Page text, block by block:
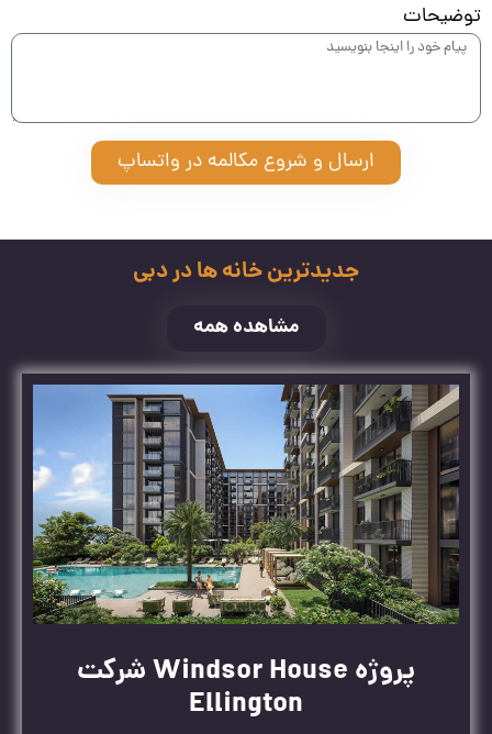
توضیحات
ارسال و شروع مکالمه در واتساپ
جدیدترین خانه ها در دبی
مشاهده همه
پروژه Windsor House شرکت
Ellington